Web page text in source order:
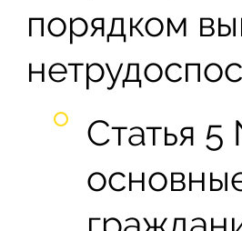
порядком
Статья